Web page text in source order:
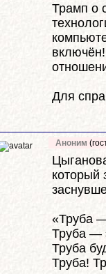
Трамп о
Для
Аноним
который
«Труба
Труба —
Труба
Труба!